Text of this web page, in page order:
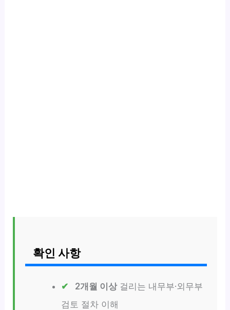
확인 사항
2개월 이상걸리는 내무부·외무부
검토 절차 이해